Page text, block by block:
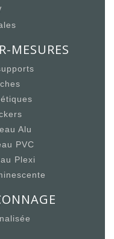
MESURES
Alu
PVC
Plexi